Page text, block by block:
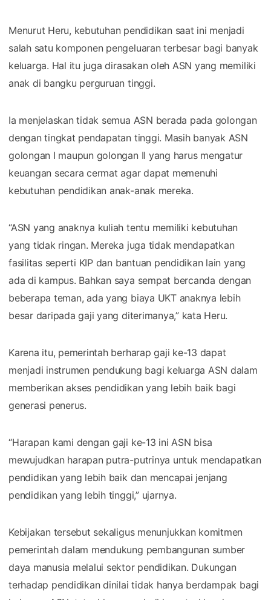
Menurut Heru, kebutuhan pendidikan saat ini menjadi
salah satu komponen pengeluaran terbesar bagi banyak
keluarga. Hal itu juga dirasakan oleh ASN yang memiliki
anak di bangku perguruan tinggi.
Ia menjelaskan tidak semua ASN berada pada golongan
dengan tingkat pendapatan tinggi. Masih banyak ASN
golongan I maupun golongan II yang harus mengatur
keuangan secara cermat agar dapat memenuhi
kebutuhan pendidikan anak-anak mereka.
“ASN yang anaknya kuliah tentu memiliki kebutuhan
yang tidak ringan. Mereka juga tidak mendapatkan
fasilitas seperti KIP dan bantuan pendidikan lain yang
ada di kampus. Bahkan saya sempat bercanda dengan
beberapa teman, ada yang biaya UKT anaknya lebih
besar daripada gaji yang diterimanya,” kata Heru.
Karena itu, pemerintah berharap gaji ke-13 dapat
menjadi instrumen pendukung bagi keluarga ASN dalam
memberikan akses pendidikan yang lebih baik bagi
generasi penerus.
“Harapan kami dengan gaji ke-13 ini ASN bisa
mewujudkan harapan putra-putrinya untuk mendapatkan
pendidikan yang lebih baik dan mencapai jenjang
pendidikan yang lebih tinggi,” ujarnya.
Kebijakan tersebut sekaligus menunjukkan komitmen
pemerintah dalam mendukung pembangunan sumber
daya manusia melalui sektor pendidikan. Dukungan
terhadap pendidikan dinilai tidak hanya berdampak bagi